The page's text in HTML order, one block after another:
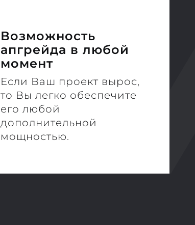
Возможность
апгрейда в любой
момент
Если Ваш проект вырос,
то Вы легко обеспечите
его любой
дополнительной
мощностью.